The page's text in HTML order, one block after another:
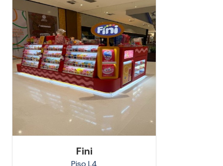
Fini
Piso L4